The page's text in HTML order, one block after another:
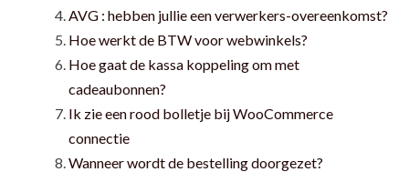
AVG : hebben jullie een verwerkers-overeenkomst?
Hoe werkt de BTW voor webwinkels?
Hoe gaat de kassa koppeling om met
cadeaubonnen?
Ik zie een rood bolletje bij WooCommerce
connectie
Wanneer wordt de bestelling doorgezet?